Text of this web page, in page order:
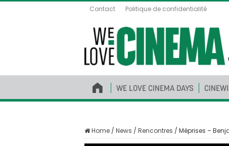
Contact Politique de confidentialité
WE LOVE CINEMA DAYS
Home / News / Rencontres / Méprises –